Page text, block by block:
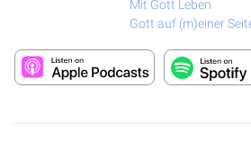
Mit Gott Leben
Gott auf (m)einer